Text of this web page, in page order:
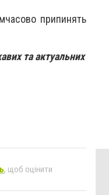
припинять
та актуальних
, щоб оцінити